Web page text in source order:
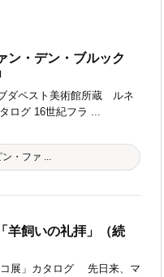
ン・デン・ブルック
ダペスト美術館所蔵 ルネ
ログ 16世紀フラ ...
・ファ ...
飼いの礼拝」（続
」カタログ 先日来、マ